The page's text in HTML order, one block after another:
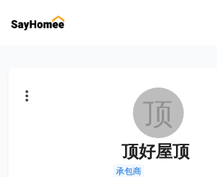
顶
顶好屋顶
承包商